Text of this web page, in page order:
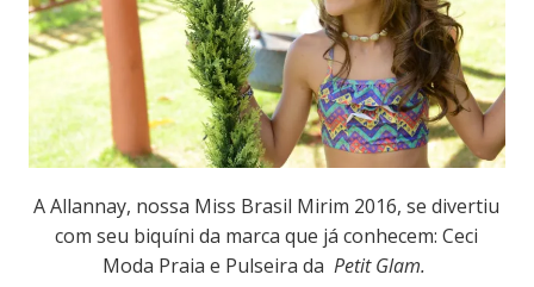
A Allannay, nossa Miss Brasil Mirim 2016, se divertiu
com seu biquíni da marca que já conhecem: Ceci
Moda Praia e Pulseira daPetit Glam.